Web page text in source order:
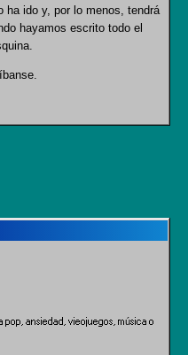
ha ido y, por lo menos, tendrá
hayamos escrito todo el
pop, ansiedad, vieojuegos, música o